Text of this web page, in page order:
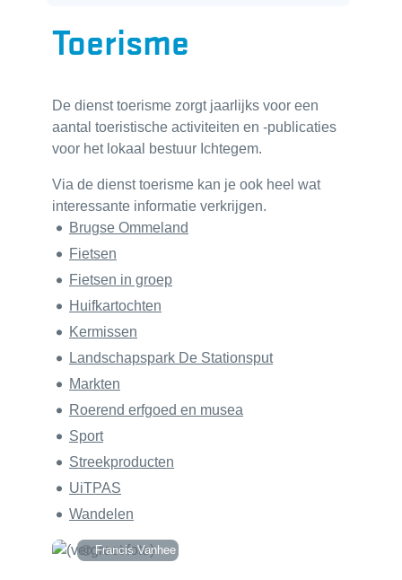
Toerisme
De dienst toerisme zorgt jaarlijks voor een
aantal toeristische activiteiten en -publicaties
voor het lokaal bestuur Ichtegem.
Via de dienst toerisme kan je ook heel wat
interessante informatie verkrijgen.
Thema's
Brugse Ommeland
Fietsen
Fietsen in groep
Huifkartochten
Kermissen
Landschapspark De Stationsput
Markten
Roerend erfgoed en musea
Sport
Streekproducten
UiTPAS
Wandelen
Francis Vanhee